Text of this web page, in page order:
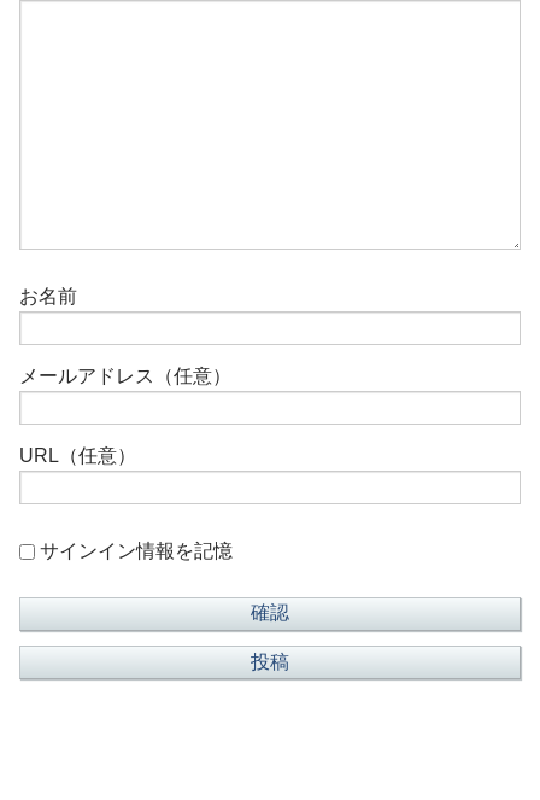
お名前
メールアドレス（任意）
URL（任意）
サインイン情報を記憶